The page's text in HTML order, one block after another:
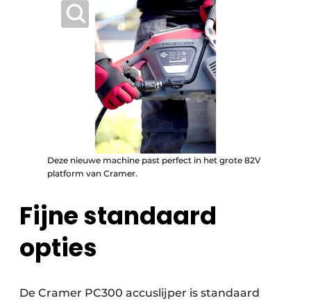
Deze nieuwe machine past perfect in het grote 82V
platform van Cramer.
Fijne standaard
opties
De Cramer PC300 accuslijper is standaard